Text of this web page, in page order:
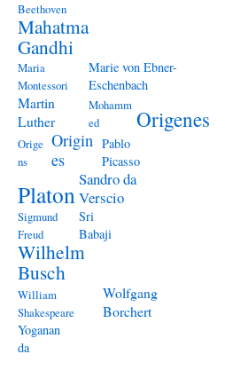
Beethoven
Mahatma
Gandhi
Maria
Montessori
Marie von Ebner-
Eschenbach
Martin
Luther
Mohamm
ed
Origenes
Orige
ns
Origin
es
Pablo
Picasso
Platon
Sandro da
Verscio
Sigmund
Freud
Sri
Babaji
Wilhelm
Busch
William
Shakespeare
Wolfgang
Borchert
Yoganan
da